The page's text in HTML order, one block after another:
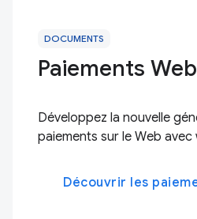
DOCUMENTS
Paiements Web
Développez la nouvelle
paiements sur le Web avec
Découvrir les